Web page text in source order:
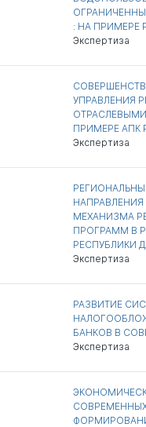
: НА ПРИМЕРЕ
Экспертиза
УПРАВЛЕНИЯ
ПРИМЕРЕ АПК
Экспертиза
МЕХАНИЗМА
ПРОГРАММ В
РЕСПУБЛИКИ
Экспертиза
РАЗВИТИЕ
БАНКОВ В
Экспертиза